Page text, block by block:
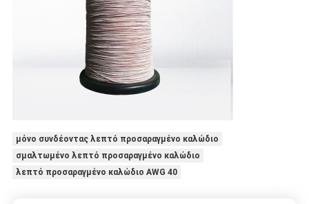
μόνο συνδέοντας λεπτό προσαραγμένο καλώδιο
σμαλτωμένο λεπτό προσαραγμένο καλώδιο
λεπτό προσαραγμένο καλώδιο AWG 40